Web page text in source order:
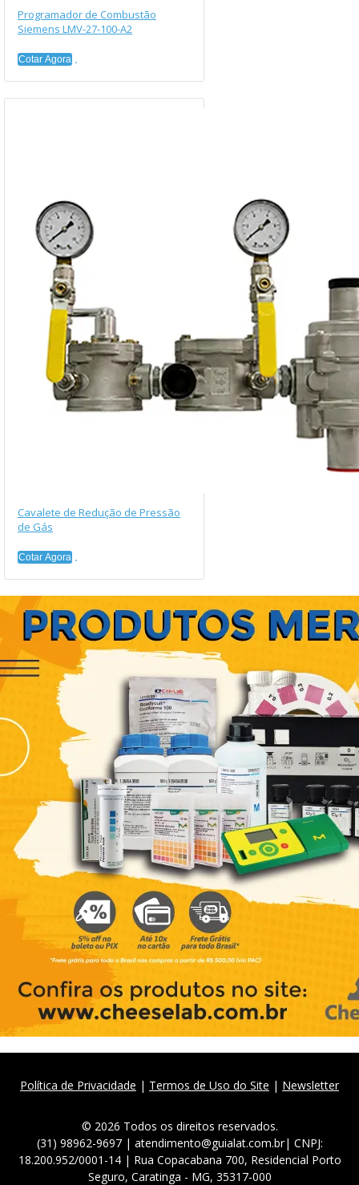
Programador de Combustão
Siemens LMV-27-100-A2
Cotar Agora
Cavalete de Redução de Pressão
de Gás
Cotar Agora
Política de Privacidade | Termos de Uso do Site | Newsletter
© 2026 Todos os direitos reservados.
(31) 98962-9697 | atendimento@guialat.com.br| CNPJ:
18.200.952/0001-14 | Rua Copacabana 700, Residencial Porto
Seguro, Caratinga - MG, 35317-000